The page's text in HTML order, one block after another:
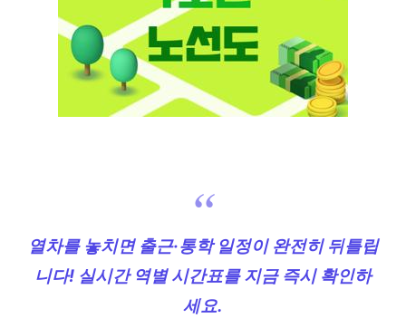
열차를 놓치면 출근·통학 일정이 완전히 뒤틀립
니다! 실시간 역별 시간표를 지금 즉시 확인하
세요.